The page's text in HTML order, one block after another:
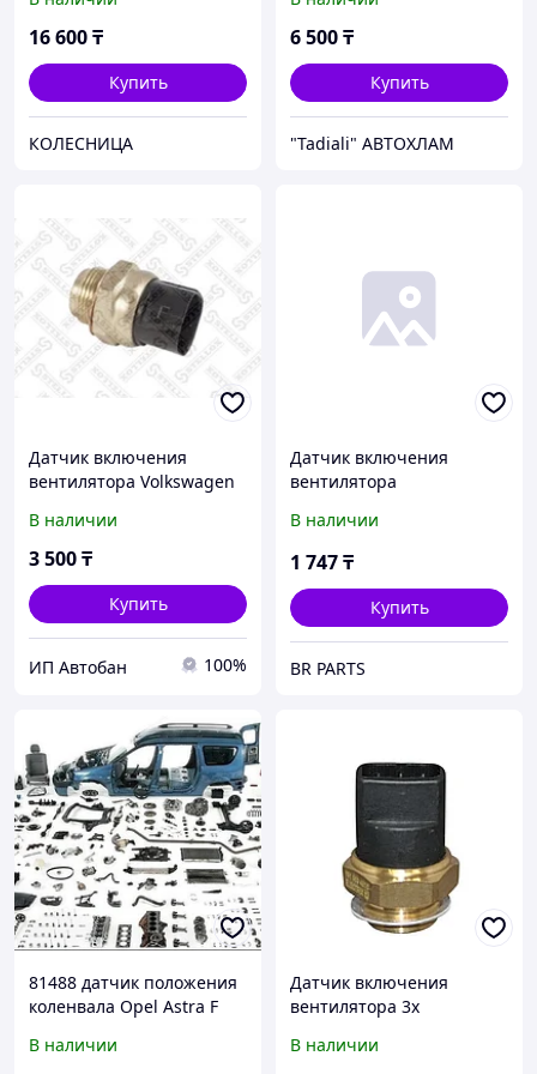
16 600₸
Купить
КОЛЕСНИЦА
6 500₸
Купить
"Tadiali" АВТОХЛАМ
Датчик включения
вентилятора Volkswagen
B4/Sharan 1995-/Skoda
Octavia /Fabia 1997-
В наличии
3 500₸
Купить
ИП Автобан 100%
Датчик включения
вентилятора
013013410030A
AUTOMEGA (ГЕРМАНИЯ)
Opel ASTRA-F 1.4/1.6
CORSA-B
В наличии
1 747₸
Купить
BR PARTS
81488 датчик положения
коленвала Opel Astra F
В наличии
Датчик включения
вентилятора 3х
80/100/Volkswagen Golf
В наличии